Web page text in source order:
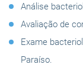
Análise
Avaliação de
Exame
Paraíso.